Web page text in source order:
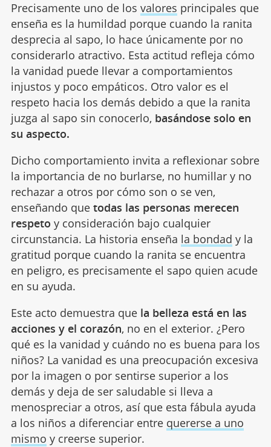
Precisamente uno de los valores principales que
enseña es la humildad porque cuando la ranita
desprecia al sapo, lo hace únicamente por no
considerarlo atractivo. Esta actitud refleja cómo
la vanidad puede llevar a comportamientos
injustos y poco empáticos. Otro valor es el
respeto hacia los demás debido a que la ranita
juzga al sapo sin conocerlo, basándose solo en
su aspecto.
Dicho comportamiento invita a reflexionar sobre
la importancia de no burlarse, no humillar y no
rechazar a otros por cómo son o se ven,
enseñando que todas las personas merecen
respeto y consideración bajo cualquier
circunstancia. La historia enseña la bondad y la
gratitud porque cuando la ranita se encuentra
en peligro, es precisamente el sapo quien acude
en su ayuda.
Este acto demuestra que la belleza está en las
acciones y el corazón, no en el exterior. ¿Pero
qué es la vanidad y cuándo no es buena para los
niños? La vanidad es una preocupación excesiva
por la imagen o por sentirse superior a los
demás y deja de ser saludable si lleva a
menospreciar a otros, así que esta fábula ayuda
a los niños a diferenciar entre quererse a uno
mismo y creerse superior.